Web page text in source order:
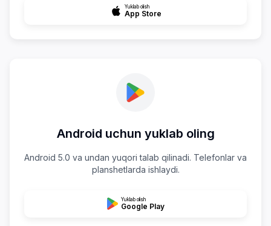
Yuklab olish
App Store
Android uchun yuklab oling
Android 5.0 va undan yuqori talab qilinadi. Telefonlar va
planshetlarda ishlaydi.
Yuklab olish
Google Play